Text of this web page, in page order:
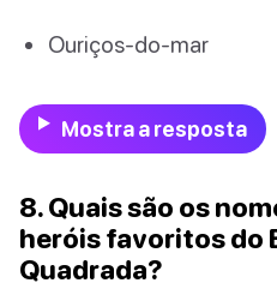
Ouriços-do-mar
Mostra a resposta
8. Quais são os
heróis favoritos do
Quadrada?